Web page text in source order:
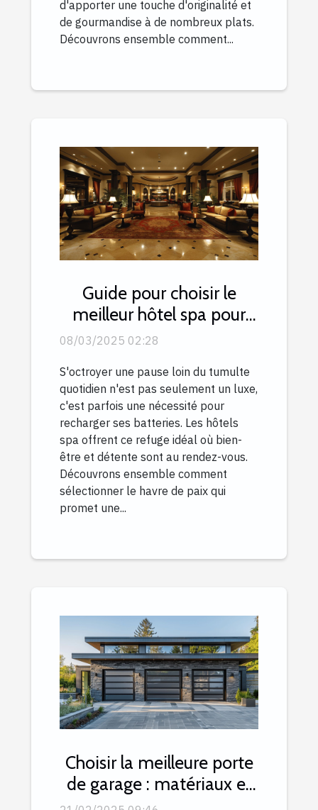
d'apporter une touche d'originalité et
de gourmandise à de nombreux plats.
Découvrons ensemble comment...
Guide pour choisir le
meilleur hôtel spa pour
une escapade relaxante
08/03/2025 02:28
S'octroyer une pause loin du tumulte
quotidien n'est pas seulement un luxe,
c'est parfois une nécessité pour
recharger ses batteries. Les hôtels
spa offrent ce refuge idéal où bien-
être et détente sont au rendez-vous.
Découvrons ensemble comment
sélectionner le havre de paix qui
promet une...
Choisir la meilleure porte
de garage : matériaux et
mécanismes expliqués